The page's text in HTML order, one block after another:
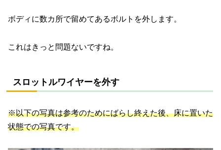
ボディに数カ所で留めてあるボルトを外します。
これはきっと問題ないですね。
スロットルワイヤーを外す
※以下の写真は参考のためにばらし終えた後、床に置いた
状態での写真です。